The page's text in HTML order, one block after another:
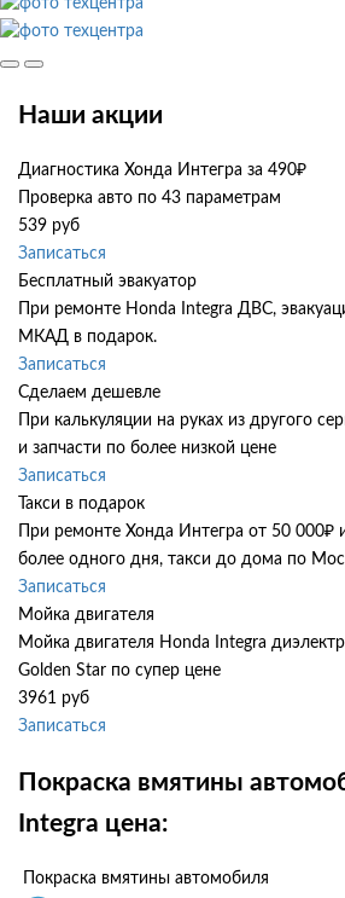
Наши акции
Диагностика Хонда Интегра за 490₽
Проверка авто по 43 параметрам
539 руб
Записаться
Бесплатный эвакуатор
При ремонте Honda Integra ДВС,
МКАД в подарок.
Записаться
Сделаем дешевле
При калькуляции на руках из другого
и запчасти по более низкой цене
Записаться
Такси в подарок
При ремонте Хонда Интегра от 50 000₽
более одного дня, такси до дома по
Записаться
Мойка двигателя
Мойка двигателя Honda Integra
Golden Star по супер цене
3961 руб
Записаться
Покраска вмятины
Integra цена:
Покраска вмятины автомобиля